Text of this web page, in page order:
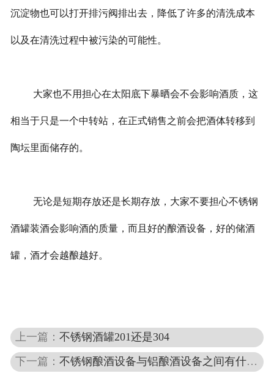
沉淀物也可以打开排污阀排出去，降低了许多的清洗成本
以及在清洗过程中被污染的可能性。
大家也不用担心在太阳底下暴晒会不会影响酒质，这
相当于只是一个中转站，在正式销售之前会把酒体转移到
陶坛里面储存的。
无论是短期存放还是长期存放，大家不要担心不锈钢
酒罐装酒会影响酒的质量，而且好的酿酒设备，好的储酒
罐，酒才会越酿越好。
上一篇：不锈钢酒罐201还是304
下一篇：不锈钢酿酒设备与铝酿酒设备之间有什么区别